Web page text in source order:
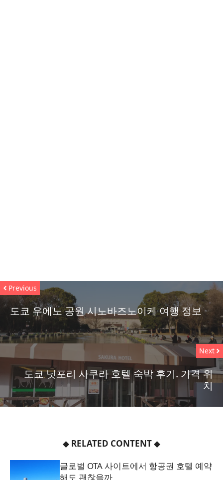
Previous
도쿄 우에노 공원 시노바즈노이케 여행 정보
Next
도쿄 닛포리 사쿠라 호텔 숙박 후기. 가격 위
치
◆ RELATED CONTENT◆
글로벌 OTA 사이트에서 항공권 호텔 예약
해도 괜찮을까